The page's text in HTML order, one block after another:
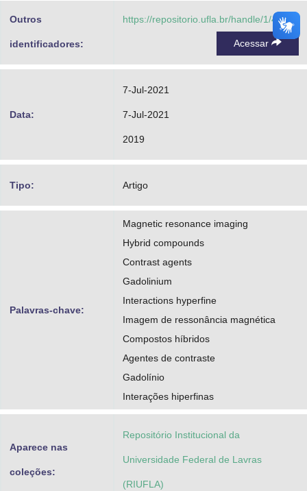
Outros
identificadores:
https://repositorio.ufla.br/handle/1/46675
Acessar
Data:
7-Jul-2021
7-Jul-2021
2019
Tipo: Artigo
Palavras-chave:
Magnetic resonance imaging
Hybrid compounds
Contrast agents
Gadolinium
Interactions hyperfine
Imagem de ressonância magnética
Compostos híbridos
Agentes de contraste
Gadolínio
Interações hiperfinas
Aparece nas
coleções:
Repositório Institucional da
Universidade Federal de Lavras
(RIUFLA)